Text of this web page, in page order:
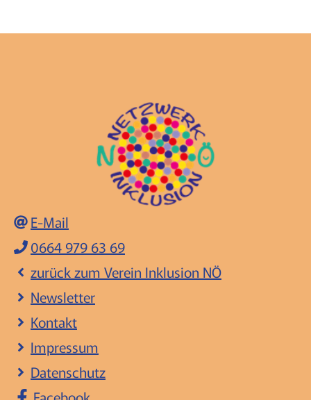
E-Mail
0664 979 63 69
zurück zum Verein Inklusion NÖ
Newsletter
Kontakt
Impressum
Datenschutz